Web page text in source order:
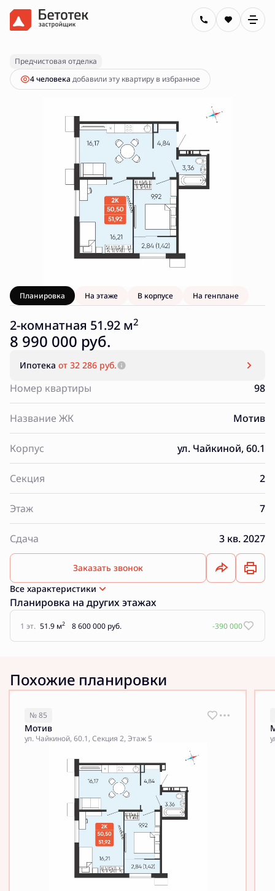
2-комнатная51.92 м 8 990 000 руб.
Ипотекаот 32 286 руб.
Предчистовая отделка
4 человекa добавили эту квартиру в избранное
Планировка На этаже В корпусе На генплане
2-комнатная 51.92 м2
8 990 000 руб.
Ипотека от 32 286 руб.
Номер квартиры 98
Название ЖК Мотив
Корпус ул. Чайкиной, 60.1
Секция 2
Этаж 7
Сдача 3 кв. 2027
Заказать звонок
Все характеристики
Планировка на других этажах
1 эт. 51.9 м2 8 600 000 руб. -390 000
Похожие планировки
№ 85
Мотив
ул. Чайкиной, 60.1, Секция 2, Этаж 5